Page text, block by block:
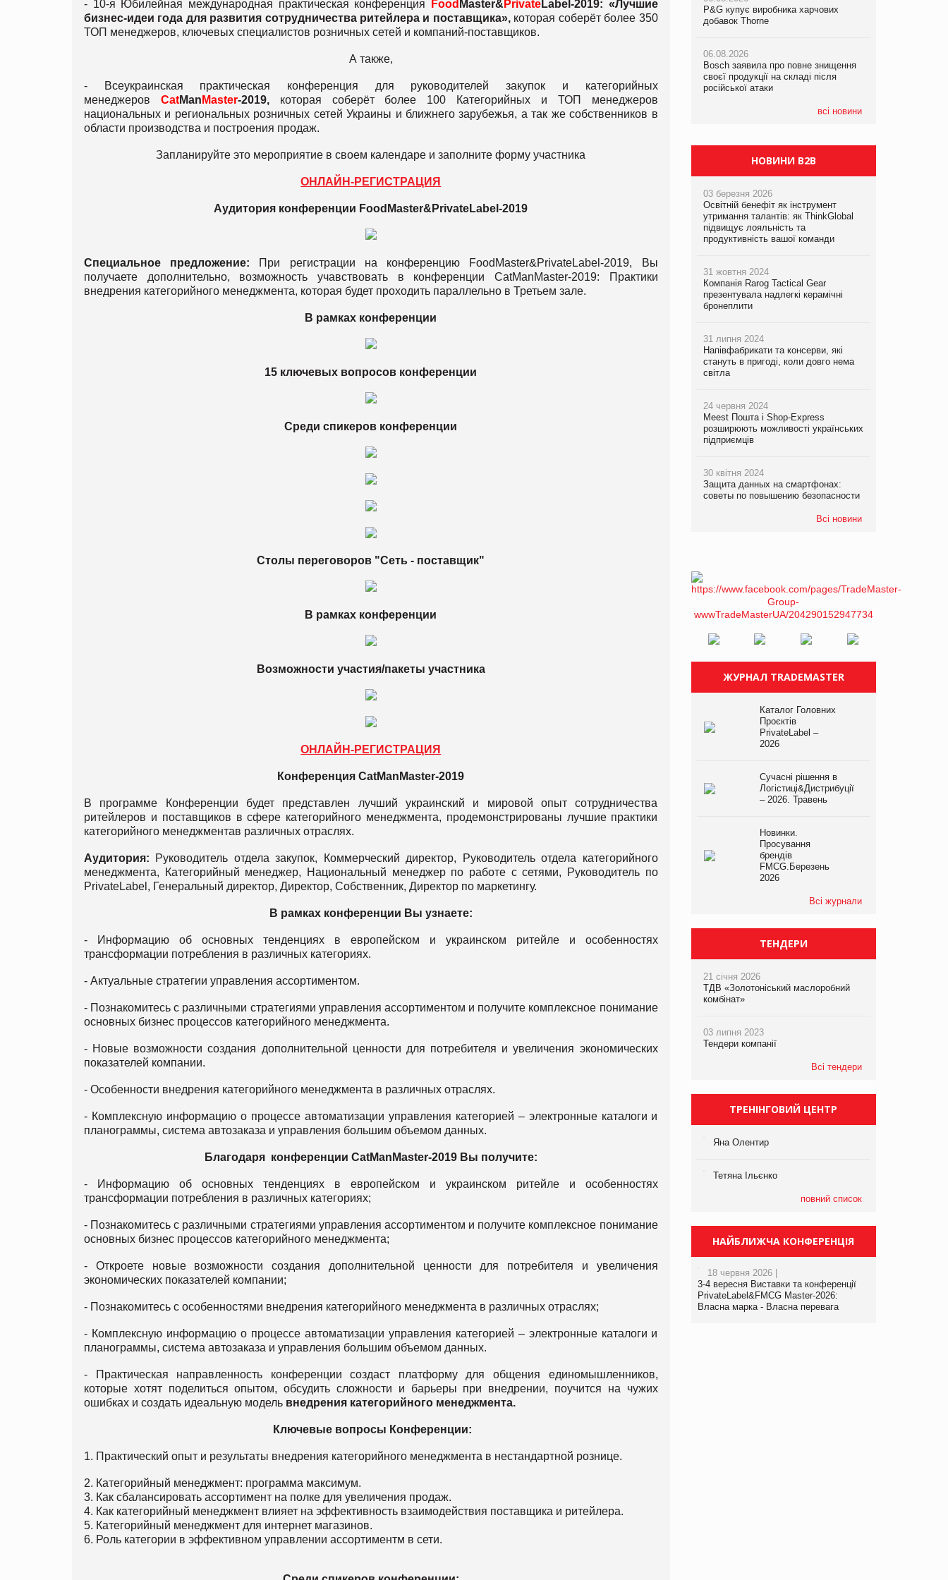
- 10-я Юбилейная международная практическая конференция Food Master& PrivateLabel-2019: «Лучшие
бизнес-идеи года для развития сотрудничества ритейлера и поставщика»,которая соберёт более 350
ТОП менеджеров, ключевых специалистов розничных сетей и компаний-поставщиков.
А также,
- Всеукраинская практическая конференция для руководителей закупок и категорийных
менеджеров СatMan Master-2019,которая соберёт более 100 Категорийных и ТОП менеджеров
национальных и региональных розничных сетей Украины и ближнего зарубежья, а так же собственников в
области производства и построения продаж.
Запланируйте это мероприятие в своем календаре и заполните форму участника
ОНЛАЙН-РЕГИСТРАЦИЯ
Аудитория конференции FoodMaster&PrivateLabel-2019
Специальное предложение: При регистрации на конференцию FoodMaster&PrivateLabel-2019, Вы
получаете дополнительно, возможность учавствовать в конференции СatManMaster-2019: Практики
внедрения категорийного менеджмента, которая будет проходить параллельно в Третьем зале.
В рамках конференции
15 ключевых вопросов конференции
Среди спикеров конференции
Столы переговоров "Сеть - поставщик"
В рамках конференции
Возможности участия/пакеты участника
ОНЛАЙН-РЕГИСТРАЦИЯ
Конференция СatManMaster-2019
В программе Конференции будет представлен лучший украинский и мировой опыт сотрудничества
ритейлеров и поставщиков в сфере категорийного менеджмента, продемонстрированы лучшие практики
категорийного менеджментав различных отраслях.
Аудитория: Руководитель отдела закупок, Коммерческий директор, Руководитель отдела категорийного
менеджмента, Категорийный менеджер, Национальный менеджер по работе с сетями, Руководитель по
PrivateLabel, Генеральный директор, Директор, Собственник, Директор по маркетингу.
В рамках конференции Вы узнаете:
- Информацию об основных тенденциях в европейском и украинском ритейле и особенностях
трансформации потребления в различных категориях.
- Актуальные стратегии управления ассортиментом.
- Познакомитесь с различными стратегиями управления ассортиментом и получите комплексное понимание
основных бизнес процессов категорийного менеджмента.
- Новые возможности создания дополнительной ценности для потребителя и увеличения экономических
показателей компании.
- Особенности внедрения категорийного менеджмента в различных отраслях.
- Комплексную информацию о процессе автоматизации управления категорией – электронные каталоги и
планограммы, система автозаказа и управления большим объемом данных.
Благодаря конференции СatManMaster-2019 Вы получите:
- Информацию об основных тенденциях в европейском и украинском ритейле и особенностях
трансформации потребления в различных категориях;
- Познакомитесь с различными стратегиями управления ассортиментом и получите комплексное понимание
основных бизнес процессов категорийного менеджмента;
- Откроете новые возможности создания дополнительной ценности для потребителя и увеличения
экономических показателей компании;
- Познакомитесь с особенностями внедрения категорийного менеджмента в различных отраслях;
- Комплексную информацию о процессе автоматизации управления категорией – электронные каталоги и
планограммы, система автозаказа и управления большим объемом данных.
- Практическая направленность конференции создаст платформу для общения единомышленников,
которые хотят поделиться опытом, обсудить сложности и барьеры при внедрении, поучится на чужих
ошибках и создать идеальную модель внедрения категорийного менеджмента.
Ключевые вопросы Конференции:
1. Практический опыт и результаты внедрения категорийного менеджмента в нестандартной рознице.
2. Категорийный менеджмент: программа максимум.
3. Как сбалансировать ассортимент на полке для увеличения продаж.
4. Как категорийный менеджмент влияет на эффективность взаимодействия поставщика и ритейлера.
5. Категорийный менеджмент для интернет магазинов.
6. Роль категории в эффективном управлении ассортиментм в сети.
P&G купує виробника харчових
добавок Thorne
06.08.2026
Bosch заявила про повне знищення
своєї продукції на складі після
російської атаки
всі новини
у VARUS з’явилися новинки від ТМ
ТОКЕРИ
Сергій Лісунов про заморожені
P&G купує виробника харчових
добавок Thorne
06.08.2026
Bosch заявила про повне знищення
своєї продукції на складі після
російської атаки
НОВИНИ B2B
03 березня 2026
Освітній бенефіт як інструмент
утримання талантів: як ThinkGlobal
підвищує лояльність та
продуктивність вашої команди
31 жовтня 2024
Компанія Rarog Tactical Gear
презентувала надлегкі керамічні
бронеплити
31 липня 2024
Напівфабрикати та консерви, які
стануть в пригоді, коли довго нема
світла
24 червня 2024
Meest Пошта і Shop-Express
розширюють можливості українських
підприємців
30 квітня 2024
Защита данных на смартфонах:
советы по повышению безопасности
Всі новини
ЖУРНАЛ TRADEMASTER
Каталог Головних
Проєктів
PrivateLabel –
2026
Сучасні рішення в
Логістиці&Дистрибуції
– 2026. Травень
Новинки.
Просування
брендів
FMCG.Березень
2026
Всі журнали
ТЕНДЕРИ
21 січня 2026
ТДВ «Золотоніський маслоробний
комбінат»
03 липня 2023
Тендери компанії
Всі тендери
ТРЕНІНГОВИЙ ЦЕНТР
Яна Олентир
Тетяна Ільєнко
повний список
НАЙБЛИЖЧА КОНФЕРЕНЦІЯ
18 червня 2026 |
3-4 вересня Виставки та конференції
PrivateLabel&FMCG Master-2026:
Власна марка - Власна перевага